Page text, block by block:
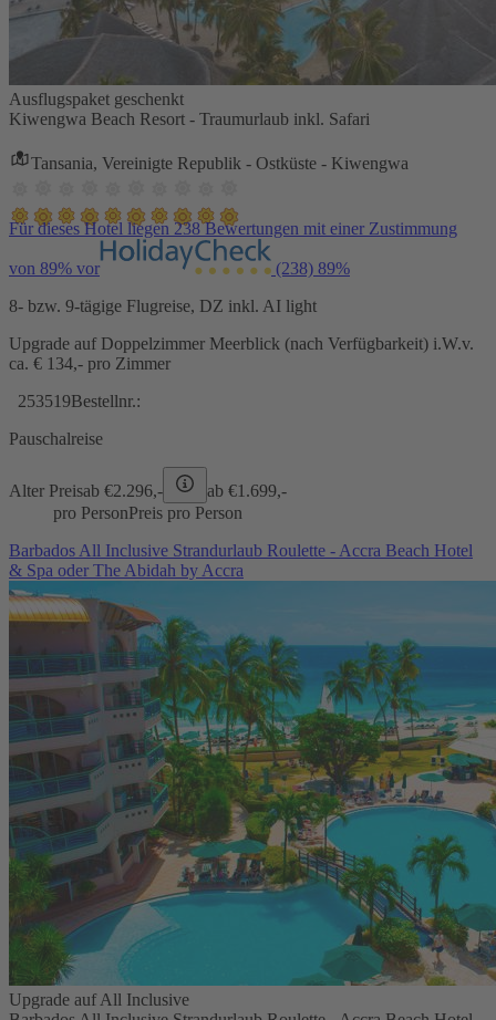
Ausflugspaket geschenkt
Kiwengwa Beach Resort - Traumurlaub inkl. Safari
Tansania, Vereinigte Republik - Ostküste - Kiwengwa
Für dieses Hotel liegen 238 Bewertungen mit einer Zustimmung
von 89% vor (238) 89%
8- bzw. 9-tägige Flugreise, DZ inkl. AI light
Upgrade auf Doppelzimmer Meerblick (nach Verfügbarkeit) i.W.v.
ca. € 134,- pro Zimmer
253519Bestellnr.:
Pauschalreise
Alter Preisab €2.296,- ab €1.699,-
pro PersonPreis pro Person
Barbados All Inclusive Strandurlaub Roulette - Accra Beach Hotel
& Spa oder The Abidah by Accra
Upgrade auf All Inclusive